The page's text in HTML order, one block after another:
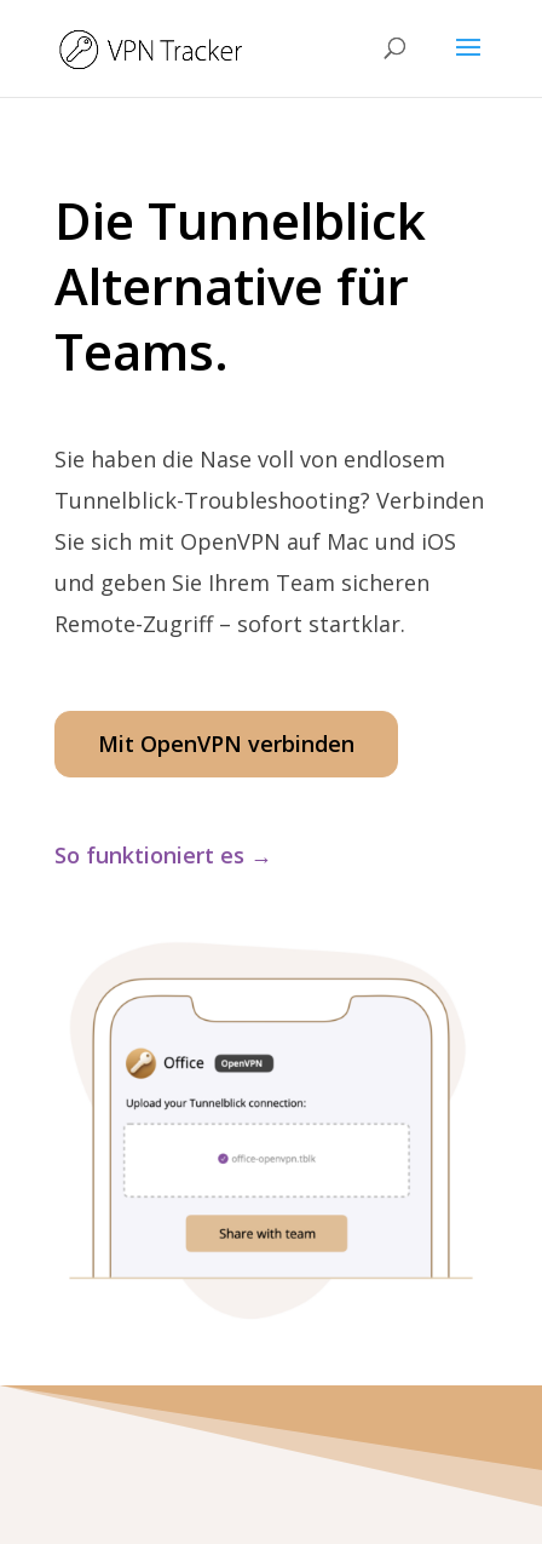
Die Tunnelblick
Alternative für
Teams.
Sie haben die Nase voll von endlosem
Tunnelblick-Troubleshooting? Verbinden
Sie sich mit OpenVPN auf Mac und iOS
und geben Sie Ihrem Team sicheren
Remote-Zugriff – sofort startklar.
Mit OpenVPN verbinden
So funktioniert es →